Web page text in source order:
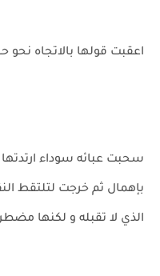
اعقبت قولها بالاتجاه نحو
سحبت عبائه سوداء
بإهمال ثم خرجت لتلتقط
الذي لا تقبله و لكنها